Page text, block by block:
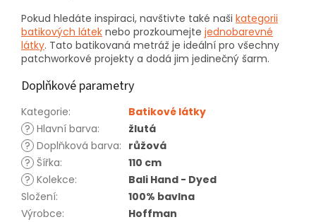
Pokud hledáte inspiraci, navštivte také naši kategorii
batikových látek nebo prozkoumejte jednobarevné
látky. Tato batikovaná metráž je ideální pro všechny
patchworkové projekty a dodá jim jedinečný šarm.
Doplňkové parametry
Kategorie:
Batikové látky
? Hlavní barva:
žlutá
? Doplňková barva: růžová
? Šířka:
110 cm
? Kolekce:
Bali Hand - Dyed
Složení:
100% bavlna
Výrobce:
Hoffman